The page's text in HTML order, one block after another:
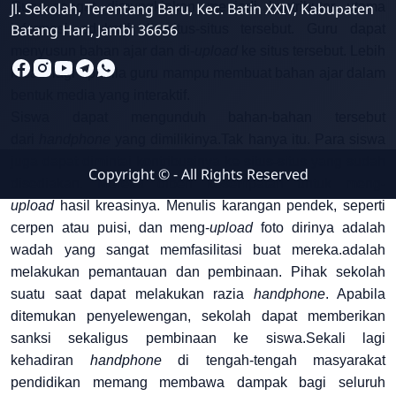
Guru sangat dimungkinkan menjadi kontributor utama
informasi edukatif di situs-situs tersebut. Guru dapat
kreatif lagi apabila guru mampu membuat bahan ajar dalam
disediakan. Mereka diberi kesempatan untuk meng-
uploadhasil kreasinya. Menulis karangan pendek, seperti
cerpen atau puisi, dan meng-uploadfoto dirinya adalah
wadah yang sangat memfasilitasi buat mereka.adalah
melakukan pemantauan dan pembinaan. Pihak sekolah
suatu saat dapat melakukan razia handphone. Apabila
ditemukan penyelewengan, sekolah dapat memberikan
sanksi sekaligus pembinaan ke siswa.Sekali lagi
kehadiran handphonedi tengah-tengah masyarakat
pendidikan memang membawa dampak bagi seluruh
Jl. Sekolah, Terentang Baru, Kec. Batin XXIV, Kabupaten
Batang Hari, Jambi 36656
Copyright ©- All Rights Reserved